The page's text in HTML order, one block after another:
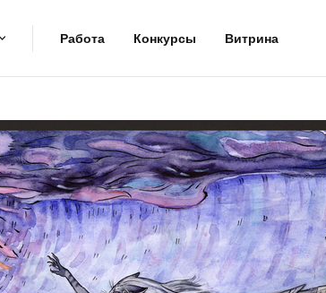
Работа Конкурсы Витрина